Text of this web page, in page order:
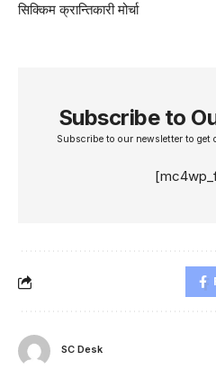
सिक्किम क्रान्तिकारी मोर्चा
Subscribe to
Subscribe to our newsletter to
SC Desk